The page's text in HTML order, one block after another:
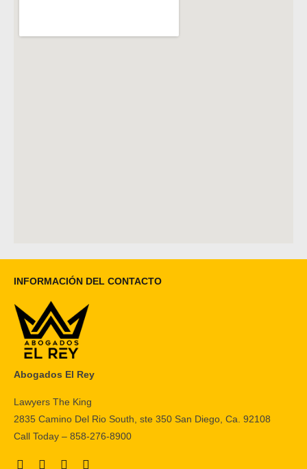
INFORMACIÓN DEL CONTACTO
Abogados El Rey
Lawyers The King
2835 Camino Del Rio South, ste 350 San Diego, Ca. 92108
Call Today – 858-276-8900